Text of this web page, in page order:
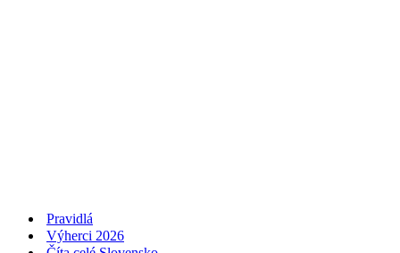
Pravidlá
Výherci 2026